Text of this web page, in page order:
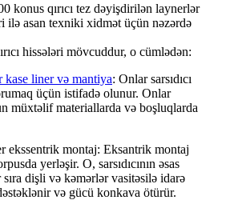
konus qırıcı tez dəyişdirilən laynerlər
ilə asan texniki xidmət üçün nəzərdə
hissələri mövcuddur, o cümlədən:
kase liner və mantiya: Onlar sarsıdıcı
üçün istifadə olunur. Onlar
müxtəlif materiallarda və boşluqlarda
ekssentrik montaj: Eksantrik montaj
yerləşir. O, sarsıdıcının əsas
dişli və kəmərlər vasitəsilə idarə
və gücü konkava ötürür.